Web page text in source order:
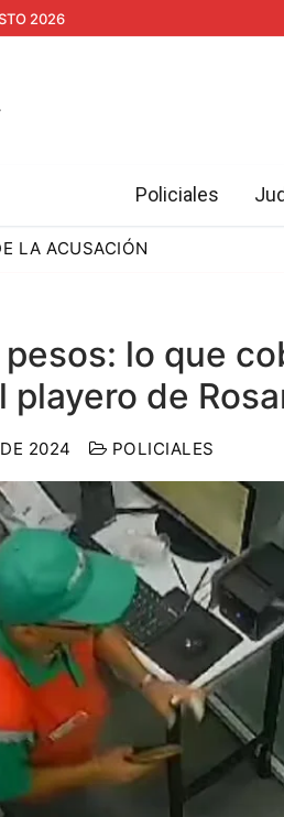
2026
Policiales
LA ACUSACIÓN
lo que
playero de
2024 POLICIALES